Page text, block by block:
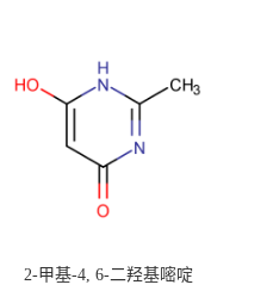
2-甲基-4, 6-二羟基嘧啶